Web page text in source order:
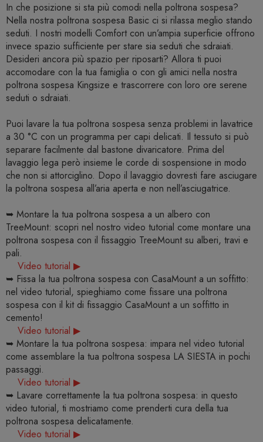
In che posizione si sta più comodi nella poltrona sospesa?
Nella nostra poltrona sospesa Basic ci si rilassa meglio stando
seduti. I nostri modelli Comfort con un’ampia superficie offrono
invece spazio sufficiente per stare sia seduti che sdraiati.
Desideri ancora più spazio per riposarti? Allora ti puoi
accomodare con la tua famiglia o con gli amici nella nostra
poltrona sospesa Kingsize e trascorrere con loro ore serene
seduti o sdraiati.
Puoi lavare la tua poltrona sospesa senza problemi in lavatrice
a 30 °C con un programma per capi delicati. Il tessuto si può
separare facilmente dal bastone divaricatore. Prima del
lavaggio lega però insieme le corde di sospensione in modo
che non si attorciglino. Dopo il lavaggio dovresti fare asciugare
la poltrona sospesa all’aria aperta e non nell’asciugatrice.
➥ Montare la tua poltrona sospesa a un albero con
TreeMount: scopri nel nostro video tutorial come montare una
poltrona sospesa con il fissaggio TreeMount su alberi, travi e
pali.
Video tutorial ▶
➥ Fissa la tua poltrona sospesa con CasaMount a un soffitto:
nel video tutorial, spieghiamo come fissare una poltrona
sospesa con il kit di fissaggio CasaMount a un soffitto in
cemento!
Video tutorial ▶
➥ Montare la tua poltrona sospesa: impara nel video tutorial
come assemblare la tua poltrona sospesa LA SIESTA in pochi
passaggi.
Video tutorial ▶
➥ Lavare correttamente la tua poltrona sospesa: in questo
video tutorial, ti mostriamo come prenderti cura della tua
poltrona sospesa delicatamente.
Video tutorial ▶